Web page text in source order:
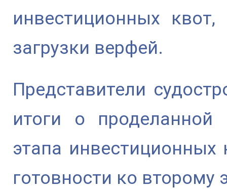
инвестиционных
загрузки верфей.
Представители
итоги о
этапа инвестиционных
готовности ко второму